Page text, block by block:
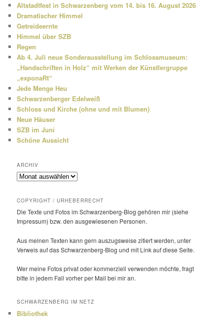
n
Altstadtfest in Schwarzenberg vom 14. bis 16. August 2026
Dramatischer Himmel
Getreideernte
Himmel über SZB
Regen
Ab 4. Juli neue Sonderausstellung im Schlossmuseum:
„Handschriften in Holz“ mit Werken der Künstlergruppe
„exponaRt“
Jede Menge Heu
Schwarzenberger Edelweiß
Schloss und Kirche (ohne und mit Blumen)
Neue Häuser
SZB im Juni
Schöne Aussicht
ARCHIV
Archiv
COPYRIGHT / URHEBERRECHT
Die Texte und Fotos im Schwarzenberg-Blog gehören mir (siehe
Impressum) bzw. den ausge­wie­senen Personen.
Aus meinen Texten kann gern auszugs­weise zitiert werden, unter
Verweis auf das Schwarzenberg-Blog und mit Link auf diese Seite.
Wer meine Fotos privat oder kommer­ziell verwenden möchte, fragt
bitte in jedem Fall vorher per Mail bei mir an.
SCHWARZENBERG IM NETZ
Bibliothek